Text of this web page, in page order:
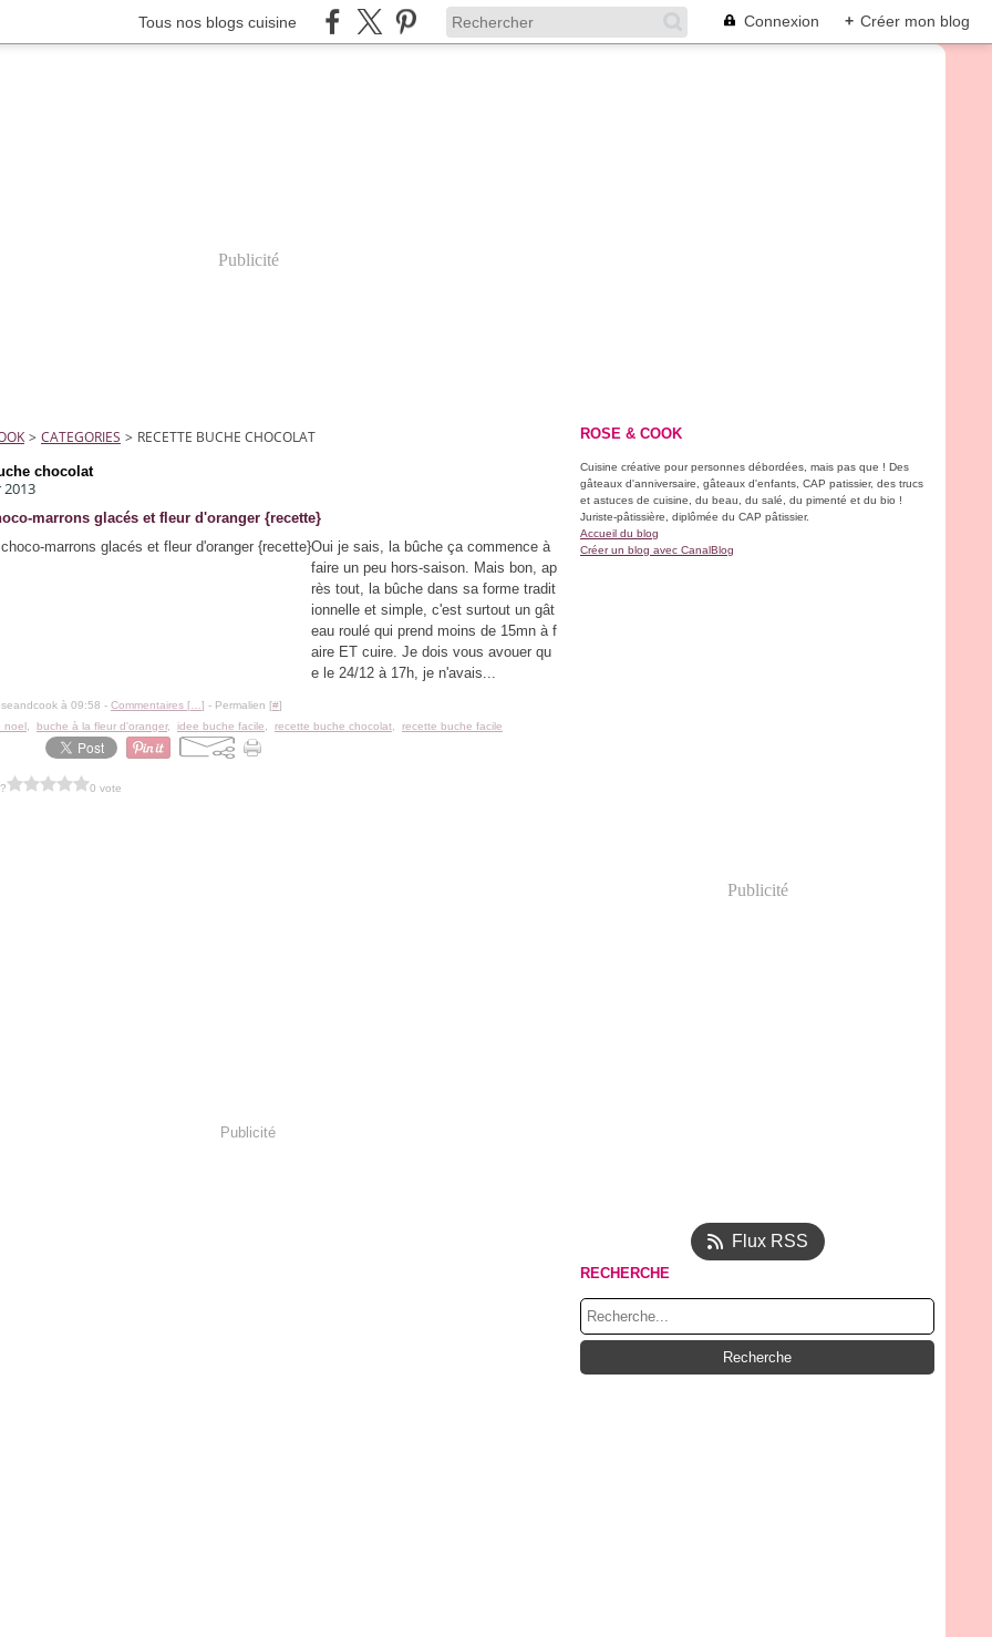
Tous nos blogs cuisine Connexion + Créer mon blog
Publicité
> CATEGORIES > RECETTE BUCHE CHOCOLAT
chocolat
2013
marrons glacés et fleur d'oranger {recette}
Oui je sais, la bûche ça commence à
faire un peu hors-saison. Mais bon, ap
rès tout, la bûche dans sa forme tradit
ionnelle et simple, c'est surtout un gât
eau roulé qui prend moins de 15mn à f
aire ET cuire. Je dois vous avouer qu
e le 24/12 à 17h, je n'avais...
à 09:58 - Commentaires [ ] - Permalien [#]
noel buche à la fleur d'oranger, idee buche facile recette buche chocolat recette buche facile
0 vote
Publicité
ROSE & COOK
Cuisine créative pour personnes débordées, mais pas que ! Des
gâteaux d'anniversaire, gâteaux d'enfants, CAP patissier, des trucs
et astuces de cuisine, du beau, du salé, du pimenté et du bio !
Juriste-pâtissière, diplômée du CAP pâtissier.
Accueil du blog
Créer un blog avec CanalBlog
Publicité
Flux RSS
RECHERCHE